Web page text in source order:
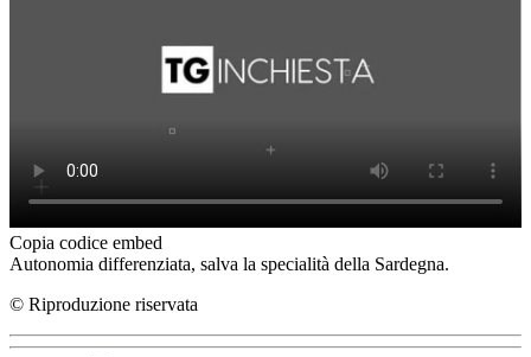
Copia codice embed
Autonomia differenziata, salva la specialità della Sardegna.
© Riproduzione riservata